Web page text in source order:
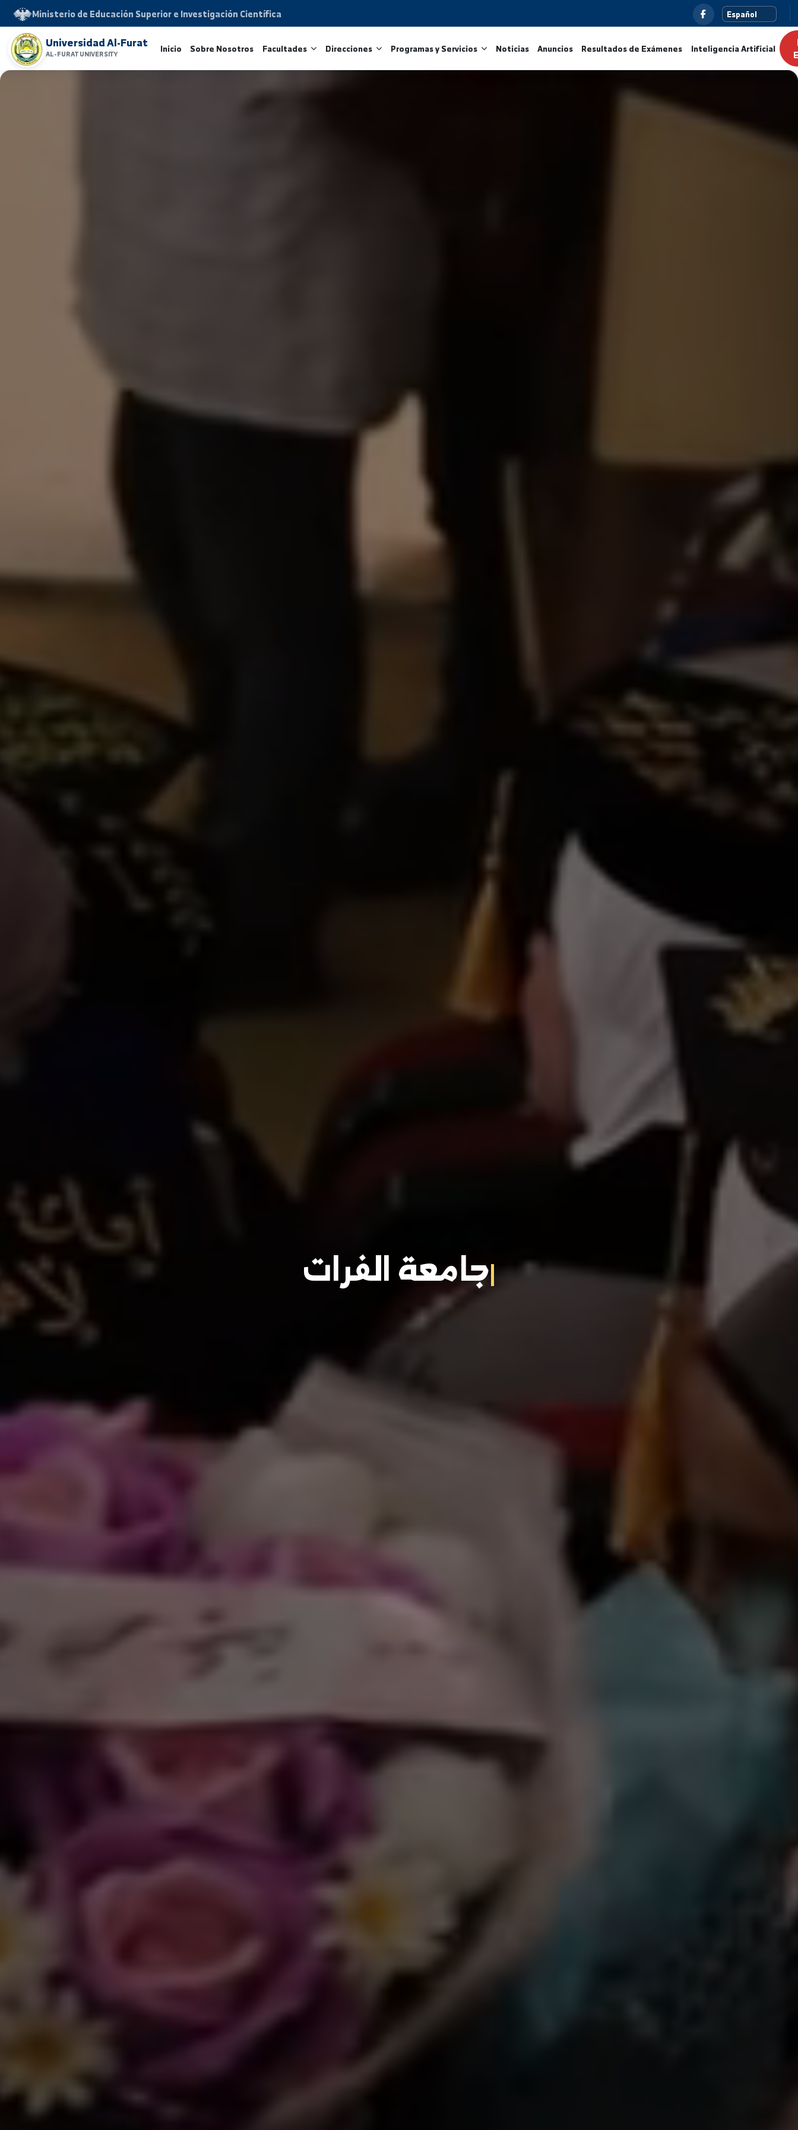
Ministerio de Educación Superior e Investigación Científica
Universidad Al-Furat
AL-FURAT UNIVERSITY Inicio Sobre Nosotros Facultades Direcciones Programas y Servicios Noticias Anuncios Resultados de Exámenes
www.alfuratuniv.edu.sy
أهلاً وسهلاً بكم في موقعنا الإلكت